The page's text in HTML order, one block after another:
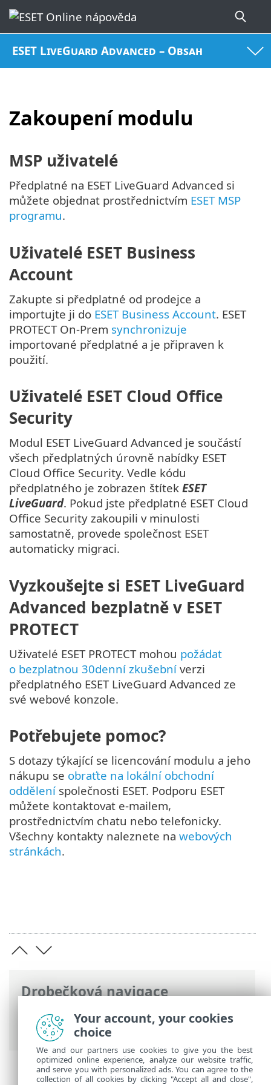
ESET LiveGuard Advanced – Obsah
Zakoupení modulu
Drobečková navigace
ESET Online nápověda> ESET LiveGuard
Advanced
>Možnosti zakoupení modulu
MSP uživatelé
Předplatné na ESET LiveGuard Advanced si
můžete objednat prostřednictvím ESET MSP
programu.
Uživatelé ESET Business
Account
Zakupte si předplatné od prodejce a
importujte ji do ESET Business Account. ESET
PROTECT On-Prem synchronizuje
importované předplatné a je připraven k
použití.
Uživatelé ESET Cloud Office
Security
Modul ESET LiveGuard Advanced je součástí
všech předplatných úrovně nabídky ESET
Cloud Office Security. Vedle kódu
předplatného je zobrazen štítek ESET
LiveGuard. Pokud jste předplatné ESET Cloud
Office Security zakoupili v minulosti
samostatně, provede společnost ESET
automaticky migraci.
Vyzkoušejte si ESET LiveGuard
Advanced bezplatně v ESET
PROTECT
Uživatelé ESET PROTECT mohou požádat
o bezplatnou 30denní zkušební verzi
předplatného ESET LiveGuard Advanced ze
své webové konzole.
Potřebujete pomoc?
S dotazy týkající se licencování modulu a jeho
nákupu se obraťte na lokální obchodní
oddělení společnosti ESET. Podporu ESET
můžete kontaktovat e-mailem,
prostřednictvím chatu nebo telefonicky.
Všechny kontakty naleznete na webových
stránkách.
Your account, your cookies
choice
We and our partners use cookies to give you the best
optimized online experience, analyze our website traffic,
and serve you with personalized ads. You can agree to the
collection of all cookies by clicking "Accept all and close",